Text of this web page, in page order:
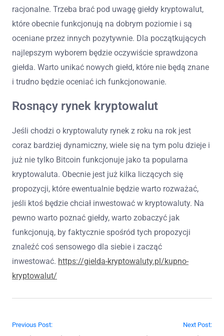
racjonalne. Trzeba brać pod uwagę giełdy kryptowalut,
które obecnie funkcjonują na dobrym poziomie i są
oceniane przez innych pozytywnie. Dla początkujących
najlepszym wyborem będzie oczywiście sprawdzona
giełda. Warto unikać nowych giełd, które nie będą znane
i trudno będzie oceniać ich funkcjonowanie.
Rosnący rynek kryptowalut
Jeśli chodzi o kryptowaluty rynek z roku na rok jest
coraz bardziej dynamiczny, wiele się na tym polu dzieje i
już nie tylko Bitcoin funkcjonuje jako ta popularna
kryptowaluta. Obecnie jest już kilka liczących się
propozycji, które ewentualnie będzie warto rozważać,
jeśli ktoś będzie chciał inwestować w kryptowaluty. Na
pewno warto poznać giełdy, warto zobaczyć jak
funkcjonują, by faktycznie spośród tych propozycji
znaleźć coś sensowego dla siebie i zacząć
inwestować. https://gielda-kryptowaluty.pl/kupno-
kryptowalut/
Nawigacja wpisu
Previous Post: Next Post: